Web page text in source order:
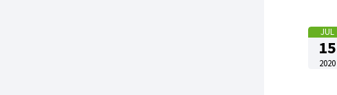
JUL
15
2020